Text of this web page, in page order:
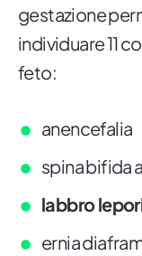
gestazione
individuare 11
feto:
anencefalia
spina bifida
labbro
ernia